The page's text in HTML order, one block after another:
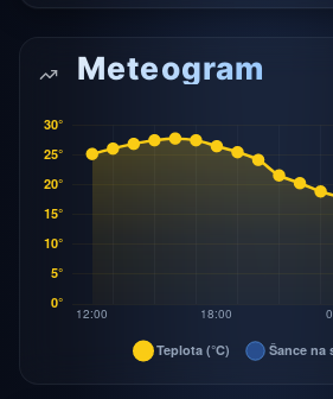
Meteogram